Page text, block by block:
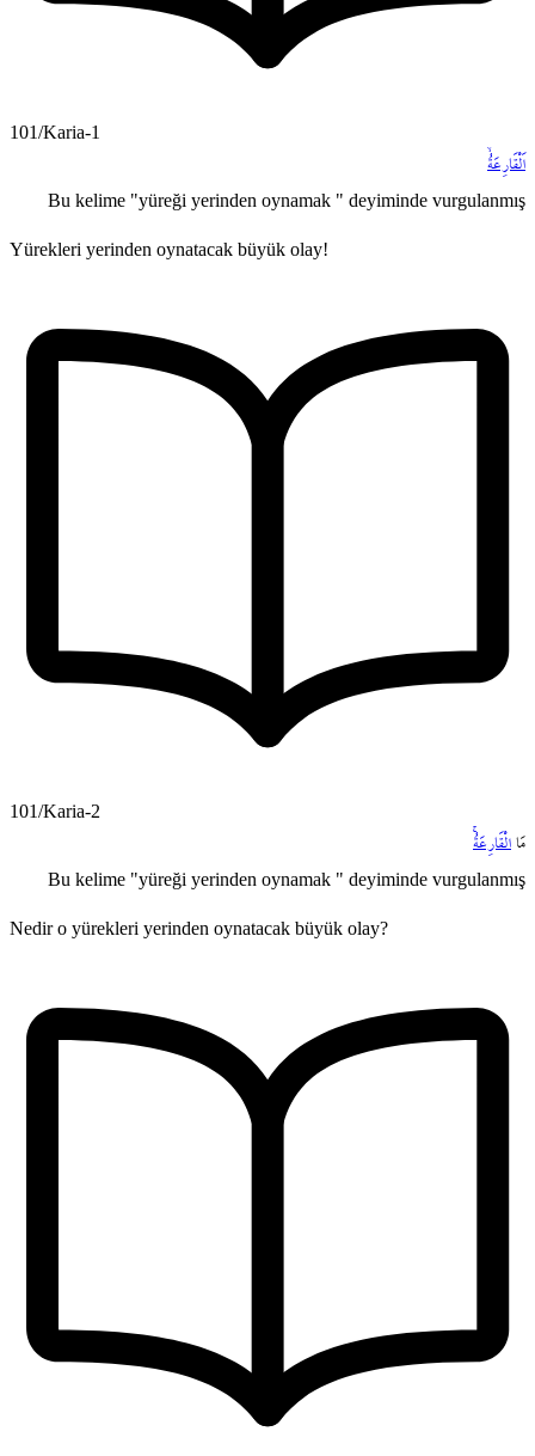
101/Karia-1
اَلْقَارِعَةُۙ
Bu kelime "yüreği yerinden oynamak " deyiminde vurgulanmış
Yürekleri yerinden oynatacak büyük olay!
101/Karia-2
مَا الْقَارِعَةُۚ
Bu kelime "yüreği yerinden oynamak " deyiminde vurgulanmış
Nedir o yürekleri yerinden oynatacak büyük olay?